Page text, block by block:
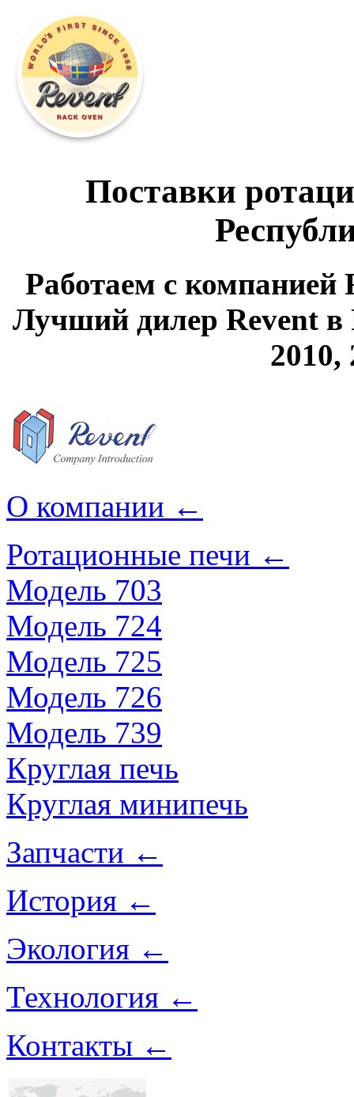
Поставки
Работаем с компанией
Лучший дилер Revent в
2010,
О компании ←
Ротационные печи ←
Модель 703
Модель 724
Модель 725
Модель 726
Модель 739
Круглая печь
Круглая минипечь
Запчасти ←
История ←
Экология ←
Технология ←
Контакты ←